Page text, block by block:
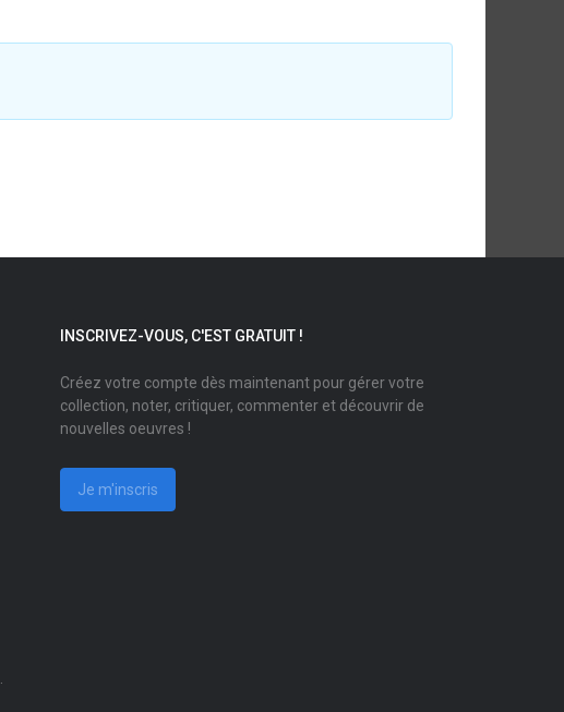
INSCRIVEZ-VOUS, C'EST GRATUIT !
Créez votre compte dès maintenant pour gérer votre
collection, noter, critiquer, commenter et découvrir de
nouvelles oeuvres !
Je m'inscris